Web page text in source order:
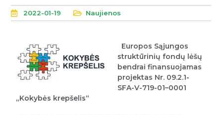
2022-01-19 Naujienos
Europos Sąjungos
struktūrinių fondų lėšų
bendrai finansuojamas
projektas Nr. 09.2.1-
SFA-V-719-01–0001
„Kokybės krepšelis“